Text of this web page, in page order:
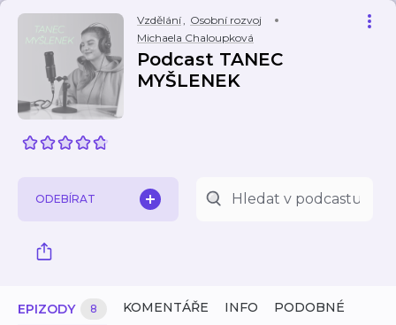
Vzdělání, Osobní rozvoj
Michaela Chaloupková
Podcast TANEC
MYŠLENEK
ODEBÍRAT
EPIZODY 8 KOMENTÁŘE INFO PODOBNÉ